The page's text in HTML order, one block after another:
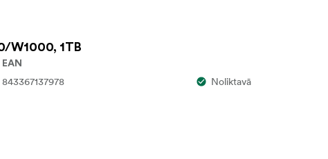
W1000, 1TB
EAN
843367137978 Noliktavā